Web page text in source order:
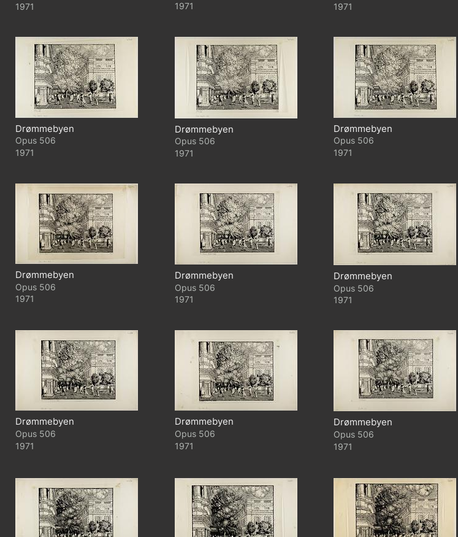
1971
1971
1971
Drømmebyen
506
1971
Drømmebyen
506
1971
Drømmebyen
506
1971
Drømmebyen
506
1971
Drømmebyen
506
1971
Drømmebyen
506
1971
Drømmebyen
506
1971
Drømmebyen
506
1971
Drømmebyen
506
1971